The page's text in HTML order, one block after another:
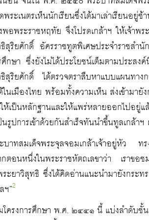
ระเนตรเห็นนักเรียนซึ่งได้มาเล่าเรียนอยู่
พอพระราชหฤทัย จึงโปรดเกล้าฯ ให้เจ้า
สุริยศักดิ์ อัครราชทูตพิเศษประจำราชส
ศึกษา ซึ่งยังไม่ได้ประโยชน์เต็มตามประ
สุริยศักดิ์ ได้ตรวจตราสืบหาแบบแผนทาง
ในเมืองไทย พร้อมทั้งความเห็น ส่งเข้ามา
เป็นหลักฐานและให้แพร่หลายออกไปอยู่
นรูปการเข้าด้วยกันสำเร็จทันนำขึ้นทูลเกล้า
บาทสมเด็จพระจุลจอมเกล้าเจ้าอยู่หัว ท
กตอนหนึ่งในพระราชหัตถเลขาว่า เราข
ะยาวิสุทธิ ซึ่งได้คิดอ่านแนะนำมายังกระ
ฯ”2
โครงการศึกษา พ.ศ. ๒๔๔๑ นี้ แบ่งลำดับชั้